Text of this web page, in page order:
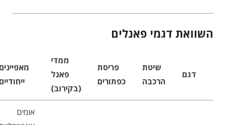
השוואת דגמי פאנלים
דגם
שיטת
הרכבה
פריסת
כפתורים
ממדי
פאנל
(בקירוב)
אומים